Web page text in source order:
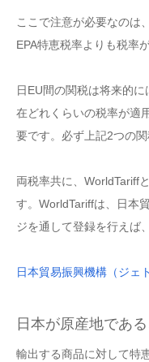
ここで注意が必要なのは
EPA特恵税率よりも税率
日EU間の関税は将来的
在どれくらいの税率が適
要です。必ず上記2つの
両税率共に、WorldTariff
す。WorldTariffは、日本
ジを通して登録を行えば
日本貿易振興機構（ジェ
日本が原産地であ
輸出する商品に対して特